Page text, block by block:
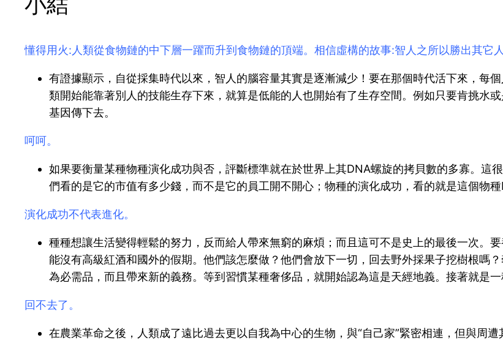
懂得用火:人類從食物鏈的中下層一躍而升到食物鏈的頂端。 相信虛構的故事:智人之所以勝出其它人
有證據顯示，自從採集時代以來，智人的腦容量其實是逐漸減少！要在那個時代活下來，每
類開始能靠著別人的技能生存下來，就算是低能的人也開始有了生存空間。例如只要肯挑水
基因傳下去。
呵呵。
如果要衡量某種物種演化成功與否，評斷標準就在於世界上其DNA螺旋的拷貝數的多寡。這
們看的是它的市值有多少錢，而不是它的員工開不開心；物種的演化成功，看的就是這個物種
演化成功不代表進化。
種種想讓生活變得輕鬆的努力，反而給人帶來無窮的麻煩；而且這可不是史上的最後一次。
能沒有高級紅酒和國外的假期。他們該怎麼做？他們會放下一切，回去野外採果子挖樹根嗎
為必需品，而且帶來新的義務。等到習慣某種奢侈品，就開始認為這是天經地義。接著就是
回不去了。
在農業革命之後，人類成了遠比過去更以自我為中心的生物，與“自己家”緊密相連，但與周遭